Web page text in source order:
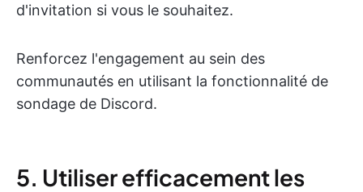
d'invitation si vous le souhaitez.
Renforcez l'engagement au sein des
communautés en utilisant la fonctionnalité de
sondage de Discord.
5. Utiliser efficacement les